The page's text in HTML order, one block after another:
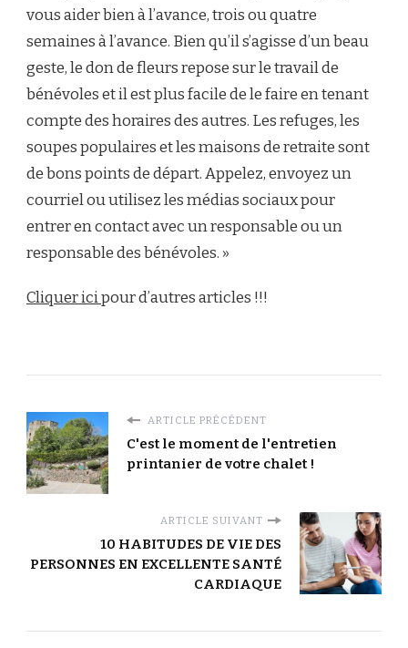
vous aider bien à l’avance, trois ou quatre
semaines à l’avance. Bien qu’il s’agisse d’un beau
geste, le don de fleurs repose sur le travail de
bénévoles et il est plus facile de le faire en tenant
compte des horaires des autres. Les refuges, les
soupes populaires et les maisons de retraite sont
de bons points de départ. Appelez, envoyez un
courriel ou utilisez les médias sociaux pour
entrer en contact avec un responsable ou un
responsable des bénévoles. »
Cliquer icipour d’autres articles !!!
ARTICLE PRÉCÉDENT
C'est le moment de l'entretien
printanier de votre chalet !
ARTICLE SUIVANT
10 HABITUDES DE VIE DES
PERSONNES EN EXCELLENTE SANTÉ
CARDIAQUE